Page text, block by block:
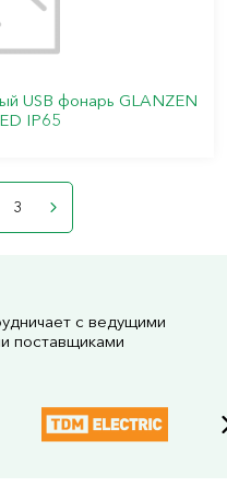
USB фонарь GLANZEN
IP65
3
с ведущими
поставщиками